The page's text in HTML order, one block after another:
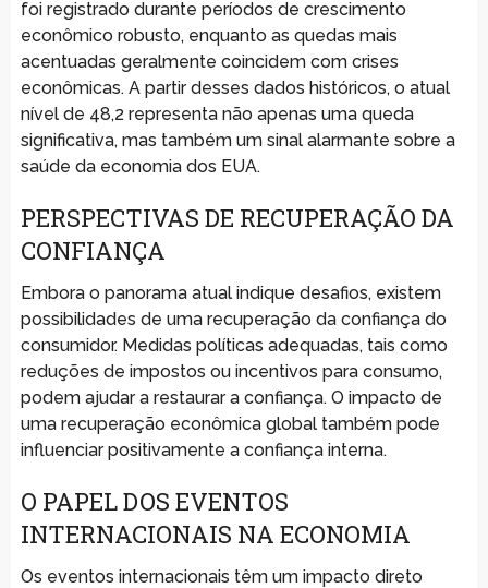
foi registrado durante períodos de crescimento
econômico robusto, enquanto as quedas mais
acentuadas geralmente coincidem com crises
econômicas. A partir desses dados históricos, o atual
nível de 48,2 representa não apenas uma queda
significativa, mas também um sinal alarmante sobre a
saúde da economia dos EUA.
PERSPECTIVAS DE RECUPERAÇÃO DA
CONFIANÇA
Embora o panorama atual indique desafios, existem
possibilidades de uma recuperação da confiança do
consumidor. Medidas políticas adequadas, tais como
reduções de impostos ou incentivos para consumo,
podem ajudar a restaurar a confiança. O impacto de
uma recuperação econômica global também pode
influenciar positivamente a confiança interna.
O PAPEL DOS EVENTOS
INTERNACIONAIS NA ECONOMIA
Os eventos internacionais têm um impacto direto